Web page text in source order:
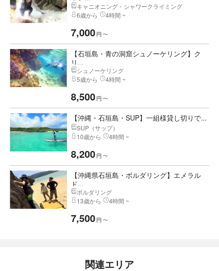
キャニオニング・シャワークライミング
6歳から
4時間 ~
7,000円 〜
【石垣島・青の洞窟シュノーケリング】ク
リ...
シュノーケリング
5歳から
4時間 ~
8,500円 〜
【沖縄・石垣島・SUP】一組様貸し切りで...
SUP（サップ）
10歳から
4時間 ~
8,200円 〜
【沖縄県石垣島・ボルダリング】エメラル
ド...
ボルダリング
13歳から
4時間 ~
7,500円 〜
関連エリア